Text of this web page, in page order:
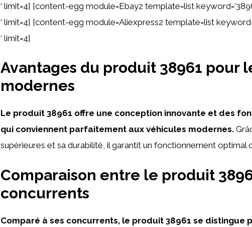
‘ limit=4] [content-egg module=Ebay2 template=list
‘ limit=4] [content-egg module=Aliexpress2 template=list
‘ limit=4]
Avantages du produit 38961 pour
modernes
Le produit 38961 offre une conception innovante et des
qui conviennent parfaitement aux véhicules modernes.
supérieures et sa durabilité, il garantit un fonctionnement optimal
Comparaison entre le produit
concurrents
Comparé à ses concurrents, le produit 38961 se distingue